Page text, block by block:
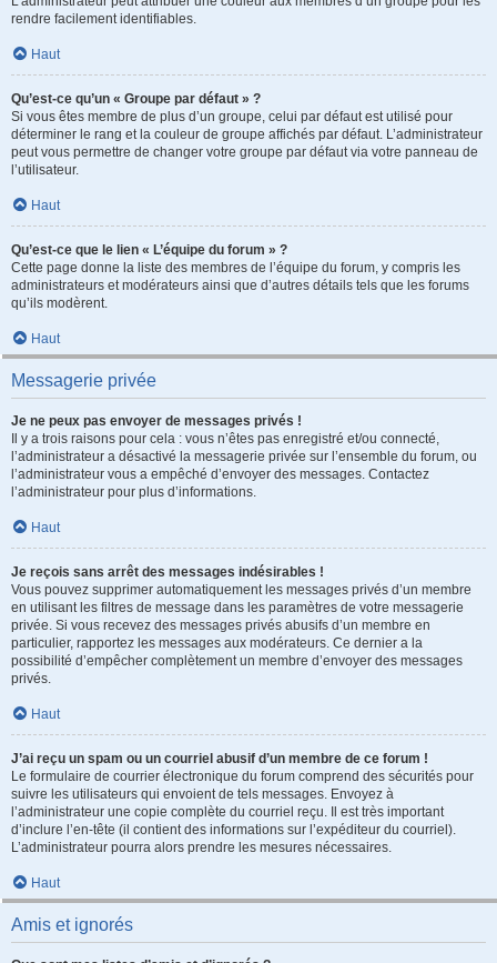
rendre facilement identifiables.
Haut
Qu’est-ce qu’un « Groupe par défaut » ?
Si vous êtes membre de plus d’un groupe, celui par défaut est utilisé pour
déterminer le rang et la couleur de groupe affichés par défaut. L’administrateur
peut vous permettre de changer votre groupe par défaut via votre panneau de
l’utilisateur.
Haut
Qu’est-ce que le lien « L’équipe du forum » ?
Cette page donne la liste des membres de l’équipe du forum, y compris les
administrateurs et modérateurs ainsi que d’autres détails tels que les forums
qu’ils modèrent.
Haut
Messagerie privée
Je ne peux pas envoyer de messages privés !
Il y a trois raisons pour cela : vous n’êtes pas enregistré et/ou connecté,
l’administrateur a désactivé la messagerie privée sur l’ensemble du forum, ou
l’administrateur vous a empêché d’envoyer des messages. Contactez
l’administrateur pour plus d’informations.
Haut
Je reçois sans arrêt des messages indésirables !
Vous pouvez supprimer automatiquement les messages privés d’un membre
en utilisant les filtres de message dans les paramètres de votre messagerie
privée. Si vous recevez des messages privés abusifs d’un membre en
particulier, rapportez les messages aux modérateurs. Ce dernier a la
possibilité d’empêcher complètement un membre d’envoyer des messages
privés.
Haut
J’ai reçu un spam ou un courriel abusif d’un membre de ce forum !
Le formulaire de courrier électronique du forum comprend des sécurités pour
suivre les utilisateurs qui envoient de tels messages. Envoyez à
l’administrateur une copie complète du courriel reçu. Il est très important
d’inclure l’en-tête (il contient des informations sur l’expéditeur du courriel).
L’administrateur pourra alors prendre les mesures nécessaires.
Haut
Amis et ignorés